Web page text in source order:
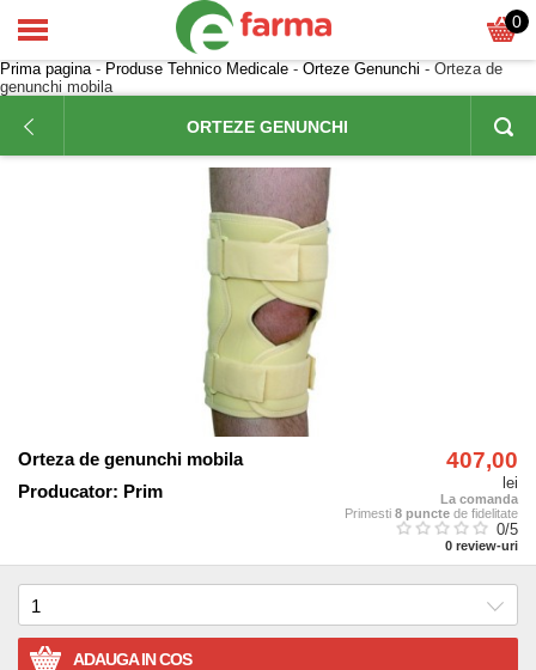
0
Prima pagina- Produse Tehnico Medicale - Orteze Genunchi - Orteza de
genunchi mobila
ORTEZE GENUNCHI
Orteza de genunchi mobila
Producator: Prim
407,00
lei
La comanda
Primesti 8 puncte de fidelitate
0/5
0 review-uri
ADAUGA IN COS